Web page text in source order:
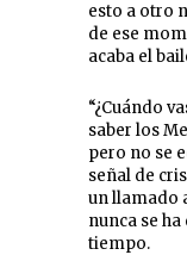
esto a otro
de ese
acaba el
“¿Cuándo
saber los
pero no se
señal de
un llamado
nunca se
tiempo.